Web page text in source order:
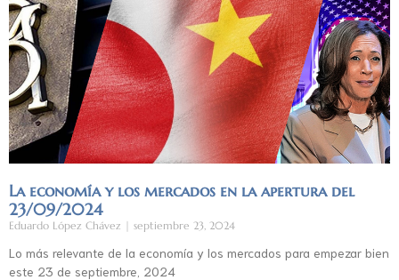
La economía y los mercados en la apertura del
23/09/2024
Eduardo López Chávez septiembre 23, 2024
Lo más relevante de la economía y los mercados para empezar bien
este 23 de septiembre, 2024